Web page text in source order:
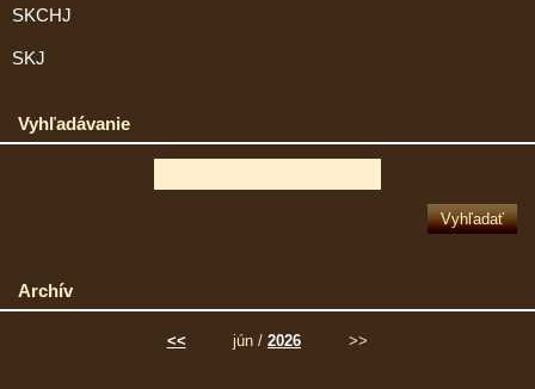
SKCHJ
SKJ
Vyhľadávanie
Archív
<< jún / 2026 >>